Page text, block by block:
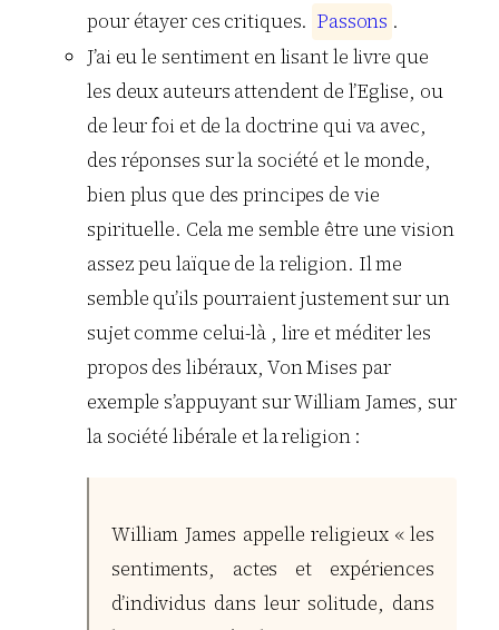
pour étayer ces critiques. Passons .
J’ai eu le sentiment en lisant le livre que
les deux auteurs attendent de l’Eglise, ou
de leur foi et de la doctrine qui va avec,
des réponses sur la société et le monde,
bien plus que des principes de vie
spirituelle. Cela me semble être une vision
assez peu laïque de la religion. Il me
semble qu’ils pourraient justement sur un
sujet comme celui-là , lire et méditer les
propos des libéraux, Von Mises par
exemple s’appuyant sur William James, sur
la société libérale et la religion :
William James appelle religieux « les
sentiments, actes et expériences
d’individus dans leur solitude, dans